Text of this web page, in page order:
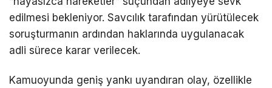
edilmesi bekleniyor. Savcılık tarafından yürütülecek
soruşturmanın ardından haklarında uygulanacak
adli sürece karar verilecek.
Kamuoyunda geniş yankı uyandıran olay, özellikle